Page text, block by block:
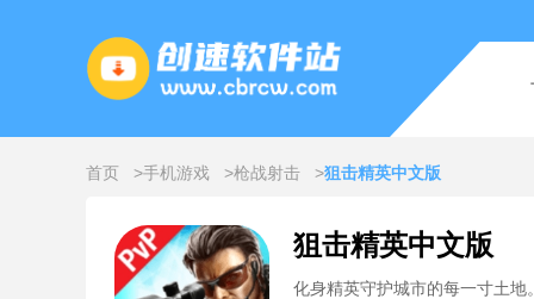
首页 手机游戏 枪战射击 狙击精英中文版
狙击精英中文版
化身精英守护城市的每一寸土地